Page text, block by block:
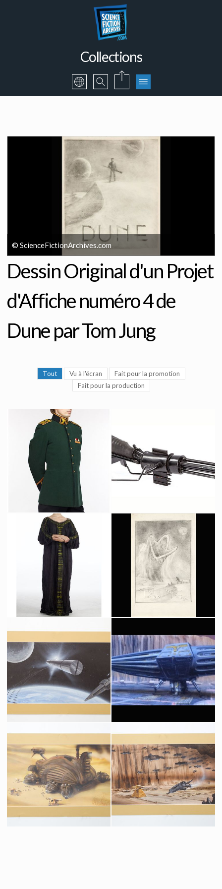
Collections
© ScienceFictionArchives.com
Dessin Original d'un Projet
d'Affiche numéro 4 de
Dune par Tom Jung
Tout Vu à l'écran
Fait pour la promotion
Fait pour la production
Veste Originale de Gurney Halleck (Patrick Stewart) dans Dune
Vu à l'écran
Fusil de Sardaukar Original
Vu à l'écran
Costume Original de la Robe de Révérende Mère Ramallo (Silvana Mangano) de l'Ordre Bene Gesserit
Vu à l'écran
Dessin Original d'un Projet d'Affiche de Dune par Tom Jung
Fait pour la promotion
Dessin Original de Pré-Production de Dune d'Anthony Masters des Transporteurs Atreides et du Vaisseau Heighliner de la Guilde
Fait pour la production
Dessin Original de Pré-Production de Dune d'Anthony Masters d'un Transporteur Atreides
Fait pour la production